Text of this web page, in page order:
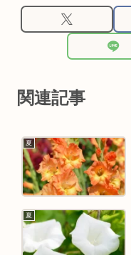
関連記事
夏
夏